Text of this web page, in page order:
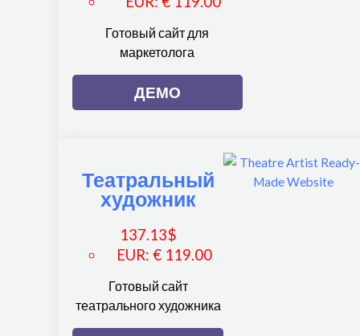
Готовый сайт для
маркетолога
ДЕМО
Театральный
художник
137.13$
EUR: € 119.00
Готовый сайт
театрального художника